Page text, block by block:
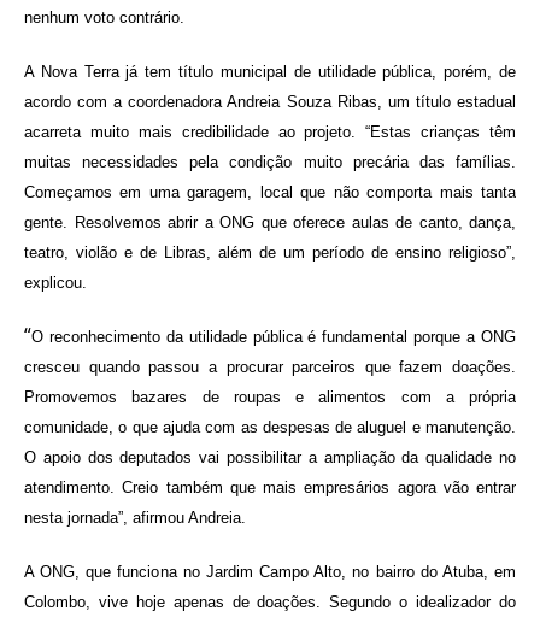
nenhum voto contrário.
A Nova Terra já tem título municipal de utilidade pública, porém, de
acordo com a coordenadora Andreia Souza Ribas, um título estadual
acarreta muito mais credibilidade ao projeto. “Estas crianças têm
muitas necessidades pela condição muito precária das famílias.
Começamos em uma garagem, local que não comporta mais tanta
gente. Resolvemos abrir a ONG que oferece aulas de canto, dança,
teatro, violão e de Libras, além de um período de ensino religioso”,
explicou.
“O reconhecimento da utilidade pública é fundamental porque a ONG
cresceu quando passou a procurar parceiros que fazem doações.
Promovemos bazares de roupas e alimentos com a própria
comunidade, o que ajuda com as despesas de aluguel e manutenção.
O apoio dos deputados vai possibilitar a ampliação da qualidade no
atendimento. Creio também que mais empresários agora vão entrar
nesta jornada”, afirmou Andreia.
A ONG, que funciona no Jardim Campo Alto, no bairro do Atuba, em
Colombo, vive hoje apenas de doações. Segundo o idealizador do